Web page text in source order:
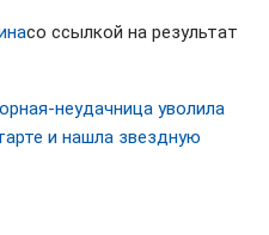
со ссылкой на результат
неудачница уволила
и нашла звездную